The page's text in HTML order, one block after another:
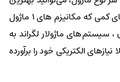
گزینه را برای فضای خود انتخاب کنید. از فضای کمی که مکانیزم های 1 ماژول‌
سیستم‌های ماژولار لگراند به
الکتریکی خود را برآورده